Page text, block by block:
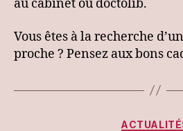
au cabinet ou doctolib.
Vous êtes à la recherche
proche ? Pensez aux bons